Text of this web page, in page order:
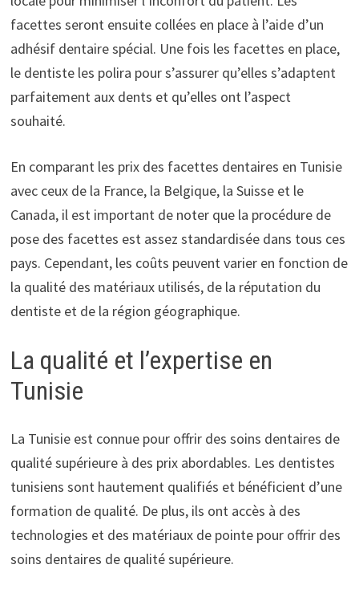
facettes seront ensuite collées en place à l’aide d’un
adhésif dentaire spécial. Une fois les facettes en place,
le dentiste les polira pour s’assurer qu’elles s’adaptent
parfaitement aux dents et qu’elles ont l’aspect
souhaité.
En comparant les prix des facettes dentaires en Tunisie
avec ceux de la France, la Belgique, la Suisse et le
Canada, il est important de noter que la procédure de
pose des facettes est assez standardisée dans tous ces
pays. Cependant, les coûts peuvent varier en fonction de
la qualité des matériaux utilisés, de la réputation du
dentiste et de la région géographique.
La qualité et l’expertise en
Tunisie
La Tunisie est connue pour offrir des soins dentaires de
qualité supérieure à des prix abordables. Les dentistes
tunisiens sont hautement qualifiés et bénéficient d’une
formation de qualité. De plus, ils ont accès à des
technologies et des matériaux de pointe pour offrir des
soins dentaires de qualité supérieure.